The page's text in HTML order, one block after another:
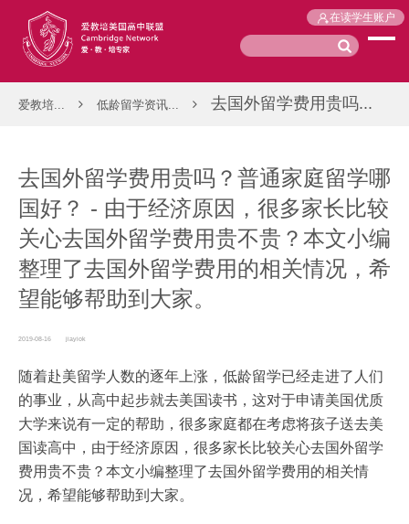
在读学生账户
爱教培... 低龄留学资讯... 去国外留学费用贵吗...
去国外留学费用贵吗？普通家庭留学哪
国好？ - 由于经济原因，很多家长比较
关心去国外留学费用贵不贵？本文小编
整理了去国外留学费用的相关情况，希
望能够帮助到大家。
2019-08-16 jiayiok
随着赴美留学人数的逐年上涨，低龄留学已经走进了人们
的事业，从高中起步就去美国读书，这对于申请美国优质
大学来说有一定的帮助，很多家庭都在考虑将孩子送去美
国读高中，由于经济原因，很多家长比较关心去国外留学
费用贵不贵？本文小编整理了去国外留学费用的相关情
况，希望能够帮助到大家。